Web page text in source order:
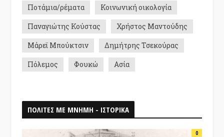
Ποτάμια/ρέματα
Κοινωνική οικολογία
Παναγιώτης Κούστας
Χρήστος Μαντούδης
Μάρεϊ Μπούκτσιν
Δημήτρης Τσεκούρας
Πόλεμος
Φουκώ Ασία
ΠΟΛΙΤΕΣ ΜΕ ΜΝΗΜΗ - ΙΣΤΟΡΙΚΑ
0